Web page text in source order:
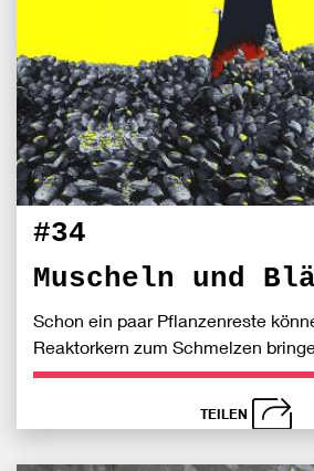
#34
Muscheln und
Schon ein paar Pflanzenreste
Reaktorkern zum Schmelzen
TEILEN